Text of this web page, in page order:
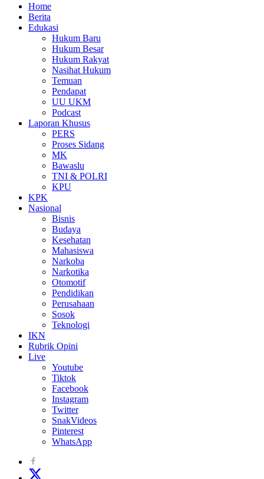
Home
Berita
Edukasi
Hukum Baru
Hukum Besar
Hukum Rakyat
Nasihat Hukum
Temuan
Pendapat
UU UKM
Podcast
Laporan Khusus
PERS
Proses Sidang
MK
Bawaslu
TNI & POLRI
KPU
KPK
Nasional
Bisnis
Budaya
Kesehatan
Mahasiswa
Narkoba
Narkotika
Otomotif
Pendidikan
Perusahaan
Sosok
Teknologi
IKN
Rubrik Opini
Live
Youtube
Tiktok
Facebook
Instagram
Twitter
SnakVideos
Pinterest
WhatsApp